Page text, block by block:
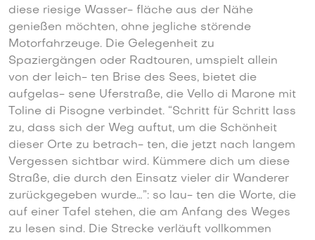
diese riesige Wasser- fläche aus der Nähe
genießen möchten, ohne jegliche störende
Motorfahrzeuge. Die Gelegenheit zu
Spaziergängen oder Radtouren, umspielt allein
von der leich- ten Brise des Sees, bietet die
aufgelas- sene Uferstraße, die Vello di Marone mit
Toline di Pisogne verbindet. “Schritt für Schritt lass
zu, dass sich der Weg auftut, um die Schönheit
dieser Orte zu betrach- ten, die jetzt nach langem
Vergessen sichtbar wird. Kümmere dich um diese
Straße, die durch den Einsatz vieler dir Wanderer
zurückgegeben wurde…”: so lau- ten die Worte, die
auf einer Tafel stehen, die am Anfang des Weges
zu lesen sind. Die Strecke verläuft vollkommen